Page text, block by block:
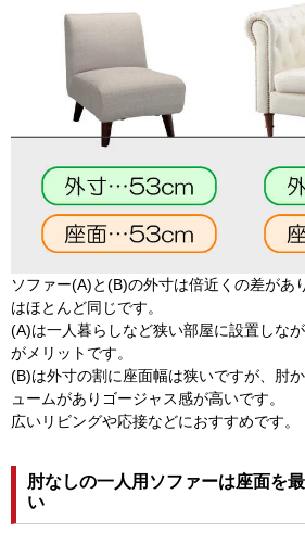
ソファー(A)と(B)の外寸は倍近くの差があ
はほとんど同じです。
(A)は一人暮らしなど狭い部屋に設置しな
がメリットです。
(B)は外寸の割に座面幅は狭いですが、肘
ュームがありゴージャス感が高いです。
広いリビングや応接などにおすすめです。
肘なしの一人用ソファーは座面を
い